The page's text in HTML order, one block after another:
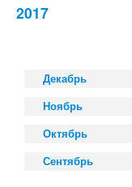
2017
Декабрь
Ноябрь
Октябрь
Сентябрь